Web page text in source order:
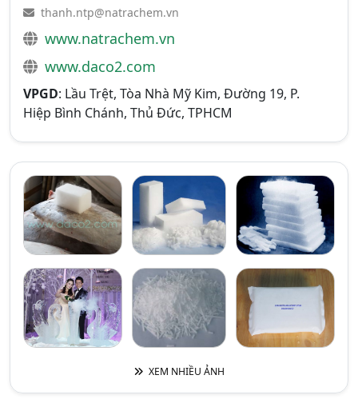
thanh.ntp@natrachem.vn
www.natrachem.vn
www.daco2.com
VPGD: Lầu Trệt, Tòa Nhà Mỹ Kim, Đường 19, P.
Hiệp Bình Chánh, Thủ Đức, TPHCM
XEM NHIỀU ẢNH